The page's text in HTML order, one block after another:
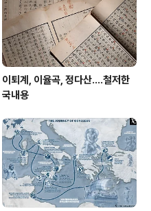
것이 바로 수
이퇴계, 이율곡, 정다산....철저한
국내용